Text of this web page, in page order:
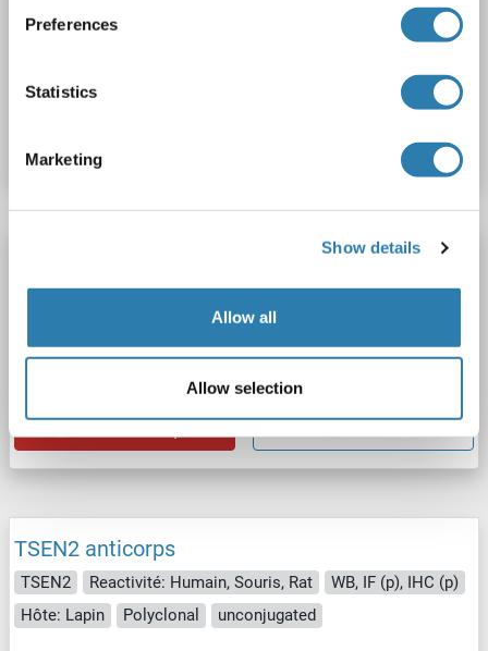
Preferences
Statistics
Marketing
Show details
Allow all
Allow selection
N° du produit ABIN1422228
TSEN2 Reactivité: Humain, Souris, Rat
WB, IF (p)
Cy3
N° du produit ABIN1422227
TSEN2 anticorps
TSEN2 Reactivité: Humain, Souris, Rat
WB, IF (p), IHC (p)
Hôte: Lapin
Polyclonal unconjugated